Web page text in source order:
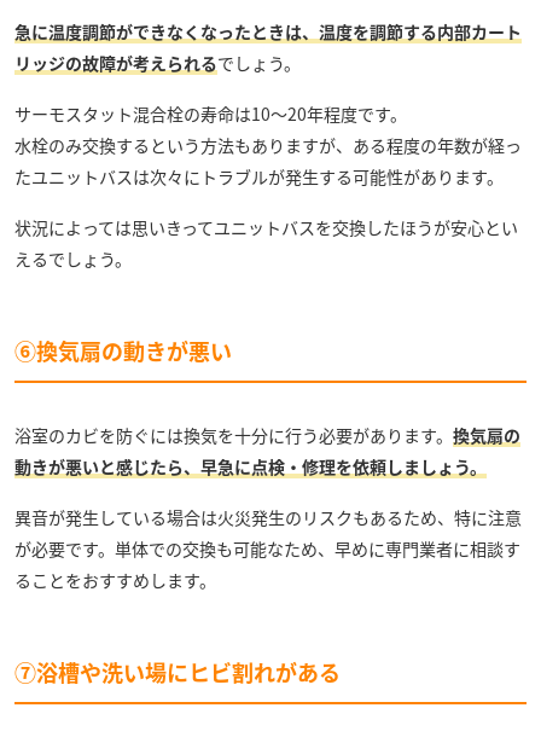
急に温度調節ができなくなったときは、温度を調節する内部カート
リッジの故障が考えられるでしょう。
サーモスタット混合栓の寿命は10～20年程度です。
水栓のみ交換するという方法もありますが、ある程度の年数が経っ
たユニットバスは次々にトラブルが発生する可能性があります。
状況によっては思いきってユニットバスを交換したほうが安心とい
えるでしょう。
⑥換気扇の動きが悪い
浴室のカビを防ぐには換気を十分に行う必要があります。 換気扇の
動きが悪いと感じたら、早急に点検・修理を依頼しましょう。
異音が発生している場合は火災発生のリスクもあるため、特に注意
が必要です。単体での交換も可能なため、早めに専門業者に相談す
ることをおすすめします。
⑦浴槽や洗い場にヒビ割れがある